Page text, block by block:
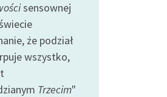
sensownej
że podział
wszystko,
Trzecim"